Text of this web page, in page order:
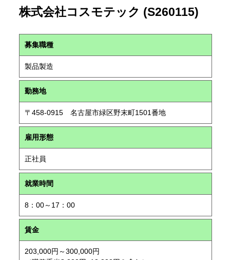
株式会社コスモテック (S260115)
募集職種
製品製造
勤務地
〒458-0915 名古屋市緑区野末町1501番地
雇用形態
正社員
就業時間
8：00～17：00
賃金
203,000円～300,000円